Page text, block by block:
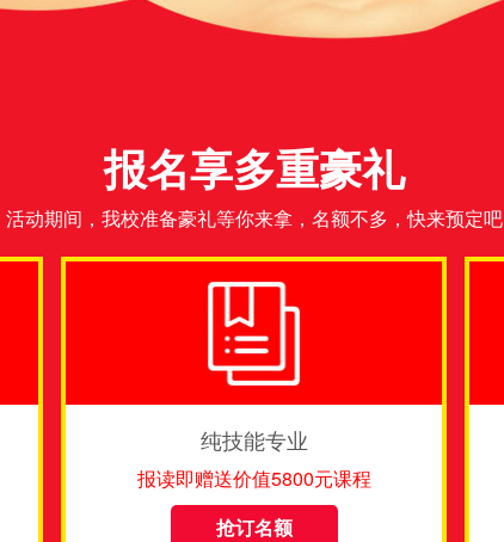
报名享多重豪礼
活动期间，我校准备豪礼等你来拿，名额不多，快来预定吧
纯技能专业
报读即赠送价值5800元课程
抢订名额